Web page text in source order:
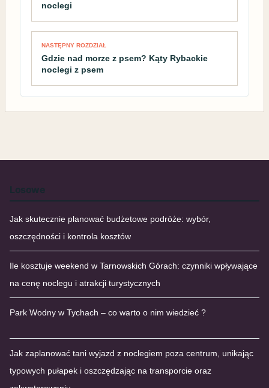
noclegi
NASTĘPNY ROZDZIAŁ
Gdzie nad morze z psem? Kąty Rybackie
noclegi z psem
Losowe
Jak skutecznie planować budżetowe podróże: wybór,
oszczędności i kontrola kosztów
Ile kosztuje weekend w Tarnowskich Górach: czynniki wpływające
na cenę noclegu i atrakcji turystycznych
Park Wodny w Tychach – co warto o nim wiedzieć ?
Jak zaplanować tani wyjazd z noclegiem poza centrum, unikając
typowych pułapek i oszczędzając na transporcie oraz